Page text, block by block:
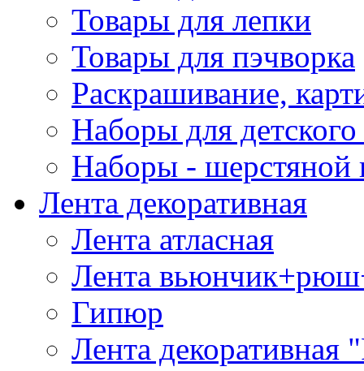
Товары для лепки
Товары для пэчворка
Раскрашивание,
Наборы для
Наборы - шерстяной
Лента декоративная
Лента атласная
Лента
Гипюр
Лента декоративная